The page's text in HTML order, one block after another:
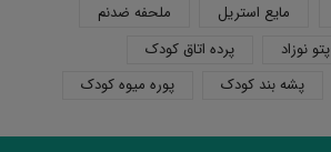
مایع استریل
ملحفه ضدنم
پتو نوزاد
پرده اتاق کودک
پشه بند کودک
پوره میوه کودک